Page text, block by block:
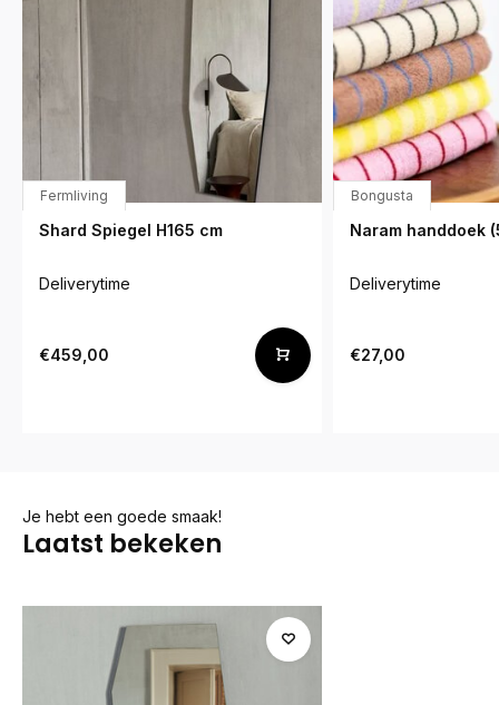
Fermliving
Shard Spiegel H165 cm
Deliverytime
€459,00
Bongusta
Naram handdoek
Deliverytime
€27,00
Je hebt een goede smaak!
Laatst bekeken